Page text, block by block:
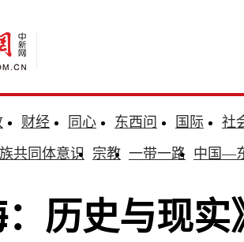
财经 同心 东西问 国际
社
共同体意识
宗教 一带一路 中国—
：历史与现